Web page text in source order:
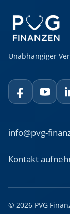
Unabhängiger
info@pvg-
Kontakt
© 2026 PVG